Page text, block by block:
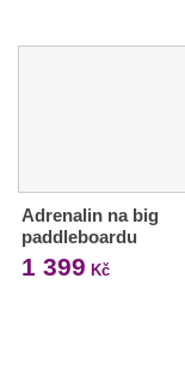
Adrenalin na big
paddleboardu
1 399 Kč